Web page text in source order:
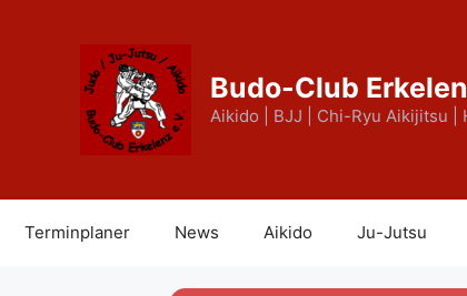
Budo-Club
Aikido | BJJ | Chi-Ryu Aikijitsu
Terminplaner News Aikido Ju-Jutsu